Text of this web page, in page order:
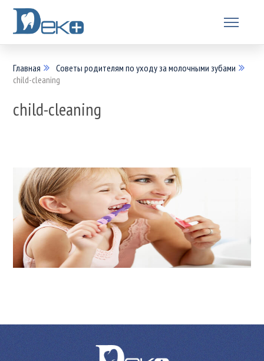
Главная
Советы родителям по уходу за молочными зубами
child-cleaning
child-cleaning